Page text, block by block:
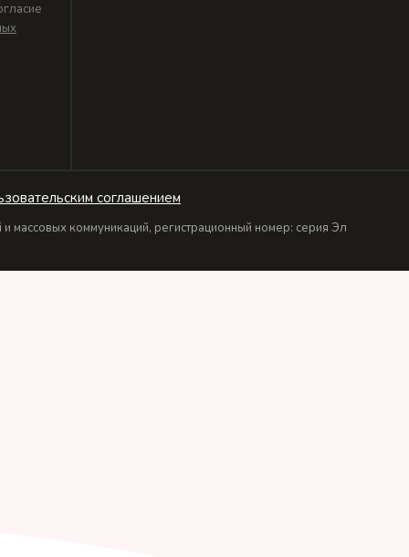
соглашением
коммуникаций, регистрационный номер: серия Эл